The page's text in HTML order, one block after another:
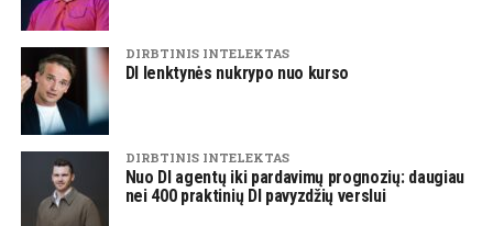
DIRBTINIS INTELEKTAS
DI lenktynės nukrypo nuo kurso
DIRBTINIS INTELEKTAS
Nuo DI agentų iki pardavimų prognozių: daugiau
nei 400 praktinių DI pavyzdžių verslui